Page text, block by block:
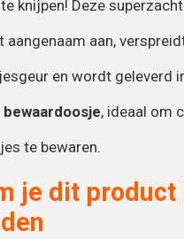
knijpen! Deze
aangenaam aan,
en wordt geleverd
, ideaal om
te bewaren.
je dit product